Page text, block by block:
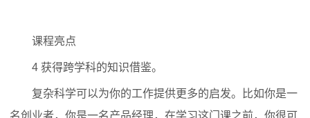
课程亮点
4 获得跨学科的知识借鉴。
复杂科学可以为你的工作提供更多的启发。比如你是一